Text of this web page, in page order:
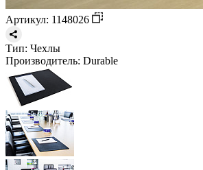
Артикул: 1148026
Тип: Чехлы
Производитель: Durable